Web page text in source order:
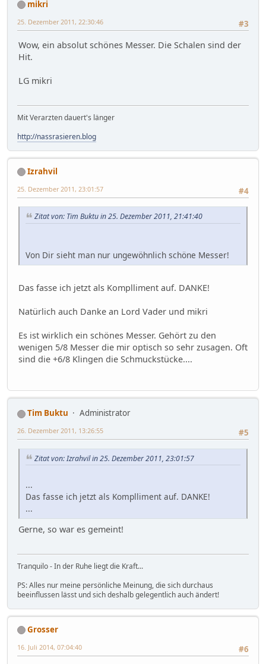
mikri
#3
25. Dezember 2011, 22:30:46
Wow, ein absolut schönes Messer. Die Schalen sind der
Hit.
LG mikri
Mit Verarzten dauert's länger
http://nassrasieren.blog
Izrahvil
#4
25. Dezember 2011, 23:01:57
Zitat von: Tim Buktu in 25. Dezember 2011, 21:41:40
Von Dir sieht man nur ungewöhnlich schöne Messer!
Das fasse ich jetzt als Komplliment auf. DANKE!
Natürlich auch Danke an Lord Vader und mikri
Es ist wirklich ein schönes Messer. Gehört zu den
wenigen 5/8 Messer die mir optisch so sehr zusagen. Oft
sind die +6/8 Klingen die Schmuckstücke....
Tim Buktu
Administrator
#5
26. Dezember 2011, 13:26:55
Zitat von: Izrahvil in 25. Dezember 2011, 23:01:57
...
Das fasse ich jetzt als Komplliment auf. DANKE!
...
Gerne, so war es gemeint!
Tranquilo - In der Ruhe liegt die Kraft...
PS: Alles nur meine persönliche Meinung, die sich durchaus
beeinflussen lässt und sich deshalb gelegentlich auch ändert!
Grosser
#6
16. Juli 2014, 07:04:40